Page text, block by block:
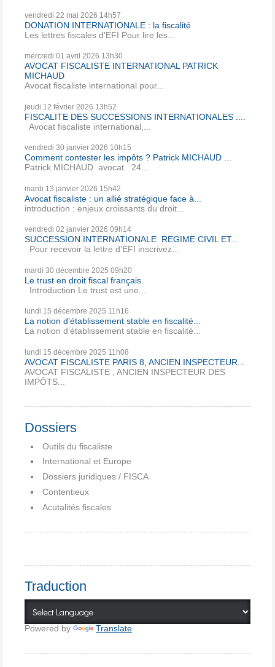
vendredi 22 mai 2026 14h57
DONATION INTERNATIONALE : la fiscalité
Les lettres fiscales d'EFI Pour lire les...
mercredi 01 avril 2026 13h30
AVOCAT FISCALISTE INTERNATIONAL PATRICK
MICHAUD
Avocat fiscaliste international pour...
jeudi 12 février 2026 13h52
FISCALITE DES SUCCESSIONS INTERNATIONALES ....
Avocat fiscaliste international,...
vendredi 30 janvier 2026 10h15
Comment contester les impôts ? Patrick MICHAUD ...
Patrick MICHAUD avocat 24...
mardi 13 janvier 2026 15h42
Avocat fiscaliste : un allié stratégique face à...
introduction : enjeux croissants du droit...
vendredi 02 janvier 2026 09h14
SUCCESSION INTERNATIONALE REGIME CIVIL ET...
Pour recevoir la lettre d’EFI inscrivez...
mardi 30 décembre 2025 09h20
Le trust en droit fiscal français
Introduction Le trust est une...
lundi 15 décembre 2025 11h16
La notion d’établissement stable en fiscalité...
La notion d’établissement stable en fiscalité...
lundi 15 décembre 2025 11h08
AVOCAT FISCALISTE PARIS 8, ANCIEN INSPECTEUR...
AVOCAT FISCALISTE , ANCIEN INSPECTEUR DES
IMPÔTS...
Dossiers
Outils du fiscaliste
International et Europe
Dossiers juridiques / FISCA
Contentieux
Acutalités fiscales
Traduction
Powered by Translate